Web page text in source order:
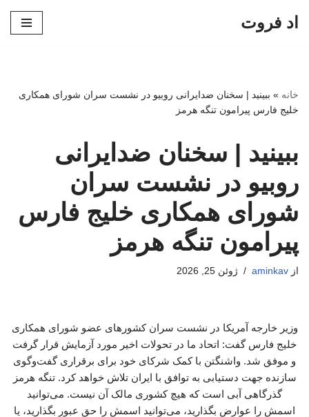
اد فروت
خانه » ببینید | سخنان ضدایرانی روبیو در نشست سران شورای همکاری
خلیج فارس پیرامون تنگه هرمز
ببینید | سخنان ضدایرانی
روبیو در نشست سران
شورای همکاری خلیج فارس
پیرامون تنگه هرمز
از aminkav ژوئن 25, 2026
وزیر خارجه آمریکا در نشست سران کشورهای عضو شورای همکاری
خلیج فارس گفت: اتحاد ما در تحولات اخیر مورد آزمایش قرار گرفت
و موفق شد. واشنگتن با کمک شرکای خود برای برقراری گفت‌وگوی
سازنده جهت دستیابی به توافق با ایران تلاش خواهد کرد. تنگه هرمز
گذرگاهی آبی است که هیچ کشوری مالک آن نیست. می‌توانید
اسمش را عوارض بگذارید، می‌توانید اسمش را حق عبور بگذارید، یا